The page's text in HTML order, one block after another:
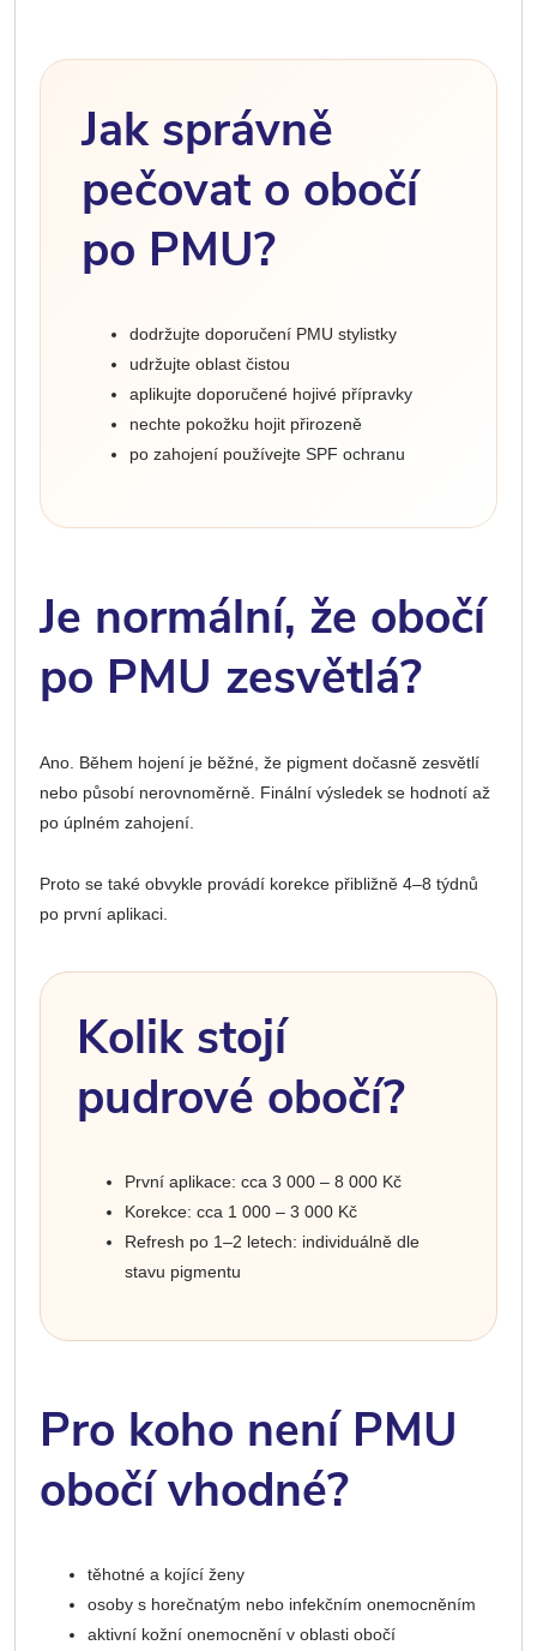
Jak správně
pečovat o obočí
po PMU?
dodržujte doporučení PMU stylistky
udržujte oblast čistou
aplikujte doporučené hojivé přípravky
nechte pokožku hojit přirozeně
po zahojení používejte SPF ochranu
Je normální, že obočí
po PMU zesvětlá?
Ano. Během hojení je běžné, že pigment dočasně zesvětlí
nebo působí nerovnoměrně. Finální výsledek se hodnotí až
po úplném zahojení.
Proto se také obvykle provádí korekce přibližně 4–8 týdnů
po první aplikaci.
Kolik stojí
pudrové obočí?
První aplikace: cca 3 000 – 8 000 Kč
Korekce: cca 1 000 – 3 000 Kč
Refresh po 1–2 letech: individuálně dle
stavu pigmentu
Pro koho není PMU
obočí vhodné?
těhotné a kojící ženy
osoby s horečnatým nebo infekčním onemocněním
aktivní kožní onemocnění v oblasti obočí